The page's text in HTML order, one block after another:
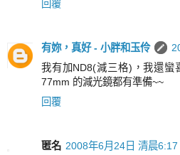
回覆
有妳，真好 - 小胖和玉伶
我有加ND8(減三格)，我還蠻
77mm 的減光鏡都有準備~~
回覆
匿名 2008年6月24日 清晨6:17